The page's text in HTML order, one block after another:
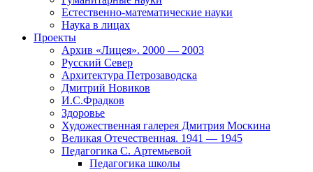
Естественно-математические науки
Наука в лицах
Проекты
Архив «Лицея». 2000 — 2003
Русский Север
Архитектура Петрозаводска
Дмитрий Новиков
И.С.Фрадков
Здоровье
Художественная галерея Дмитрия Москина
Великая Отечественная. 1941 — 1945
Педагогика С. Артемьевой
Педагогика школы